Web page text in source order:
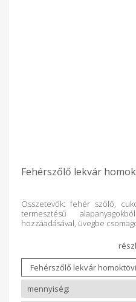
Fehérszőlő lekvár
Összetevők: fehér szőlő,
termesztésű
hozzáadásával, üvegbe